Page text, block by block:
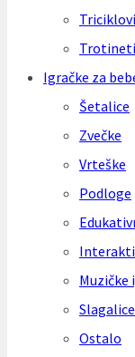
Triciklovi
Trotineti
Igračke za
Šetalice
Zvečke
Vrteške
Podloge
Muzičke
Ostalo